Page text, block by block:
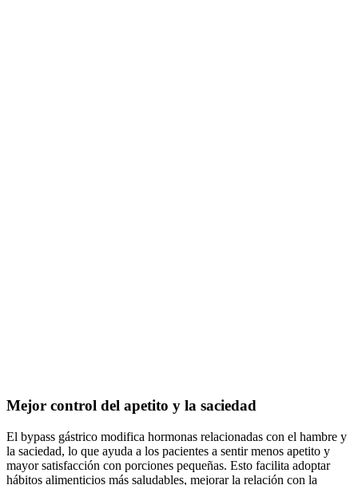
Mejor control del apetito y la saciedad
El bypass gástrico modifica hormonas relacionadas con el hambre y
la saciedad, lo que ayuda a los pacientes a sentir menos apetito y
mayor satisfacción con porciones pequeñas. Esto facilita adoptar
hábitos alimenticios más saludables, mejorar la relación con la